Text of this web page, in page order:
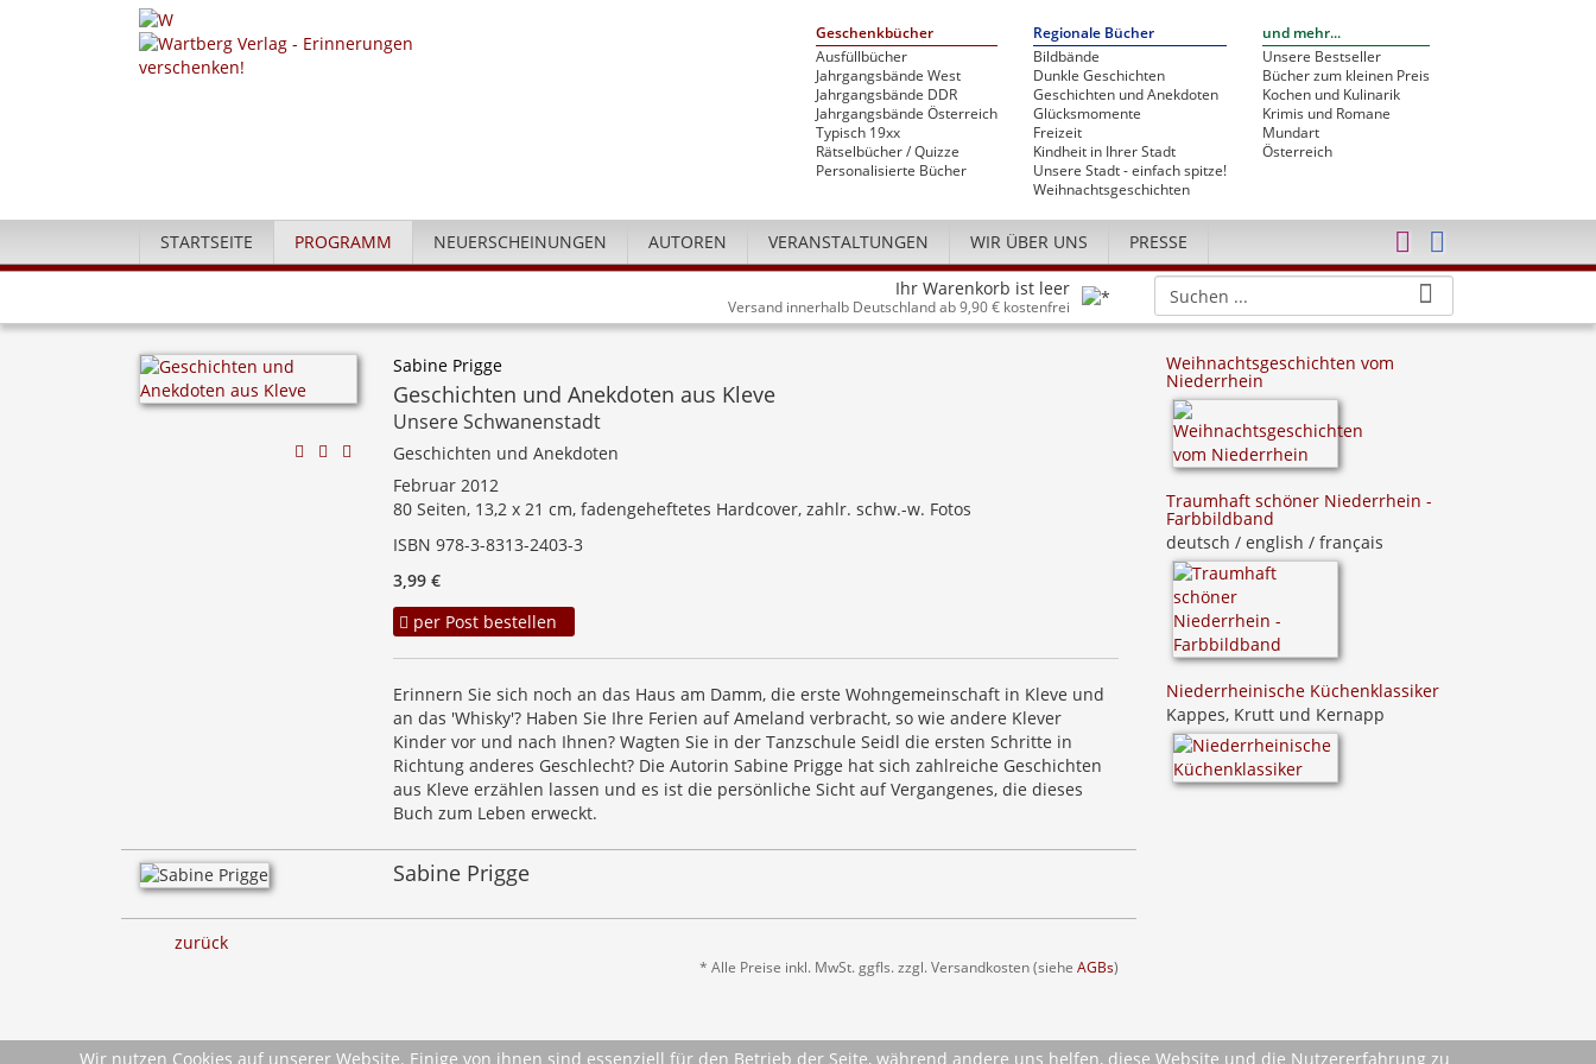
Geschenkbücher
Ausfüllbücher
Jahrgangsbände West
Jahrgangsbände DDR
Jahrgangsbände Österreich
Typisch 19xx
Rätselbücher / Quizze
Personalisierte Bücher
Regionale Bücher
Bildbände
Dunkle Geschichten
Geschichten und Anekdoten
Glücksmomente
Freizeit
Kindheit in Ihrer Stadt
Unsere Stadt - einfach spitze!
Weihnachtsgeschichten
und mehr...
Unsere Bestseller
Bücher zum kleinen Preis
Kochen und Kulinarik
Krimis und Romane
Mundart
Österreich
STARTSEITE PROGRAMM NEUERSCHEINUNGEN AUTOREN VERANSTALTUNGEN WIR ÜBER UNS PRESSE
Ihr Warenkorb ist leer
Versand innerhalb Deutschland ab 9,90 € kostenfrei
Sabine Prigge
Geschichten und Anekdoten aus Kleve
Unsere Schwanenstadt
Geschichten und Anekdoten
Februar 2012
80 Seiten, 13,2 x 21 cm, fadengeheftetes Hardcover, zahlr. schw.-w. Fotos
ISBN 978-3-8313-2403-3
3,99 €
per Post bestellen
Erinnern Sie sich noch an das Haus am Damm, die erste Wohngemeinschaft in Kleve und
an das 'Whisky'? Haben Sie Ihre Ferien auf Ameland verbracht, so wie andere Klever
Kinder vor und nach Ihnen? Wagten Sie in der Tanzschule Seidl die ersten Schritte in
Richtung anderes Geschlecht? Die Autorin Sabine Prigge hat sich zahlreiche Geschichten
aus Kleve erzählen lassen und es ist die persönliche Sicht auf Vergangenes, die dieses
Buch zum Leben erweckt.
Sabine Prigge
zurück
* Alle Preise inkl. MwSt. ggfls. zzgl. Versandkosten (siehe AGBs)
Weihnachtsgeschichten vom
Niederrhein
Traumhaft schöner Niederrhein -
Farbbildband
deutsch / english / français
Niederrheinische Küchenklassiker
Kappes, Krutt und Kernapp
Wir nutzen Cookies auf unserer Website. Einige von ihnen sind essenziell für den Betrieb der Seite, während andere uns helfen, diese Website und die Nutzererfahrung zu